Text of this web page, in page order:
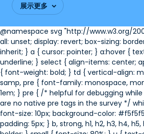
展示更多